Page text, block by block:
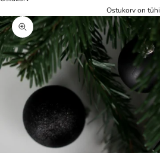
Ostukorv on tühi
Zoom